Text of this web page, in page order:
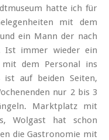
hatte ich für
mit dem
ein Mann der nach
Ist immer wieder ein
mit dem Personal ins
ist auf beiden Seiten,
nur 2 bis 3
Marktplatz mit
Wolgast hat schon
die Gastronomie mit